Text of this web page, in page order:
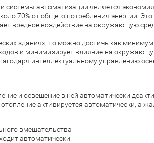
автоматизации является
70% от общего потребления энергии.
вредное воздействие на окружающую
зданиях, то можно достичь как минимум
и минимизирует влияние на
интеллектуальному управлению
и освещение в ней автоматически
активируется автоматически, а
вмешательства
автоматически.